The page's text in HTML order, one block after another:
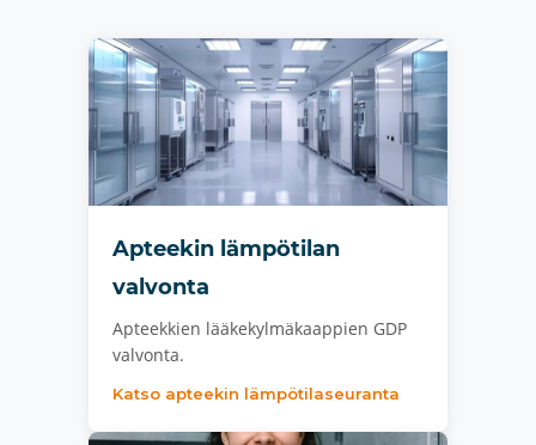
Apteekin lämpötilan
valvonta
Apteekkien lääkekylmäkaappien GDP
valvonta.
Katso apteekin lämpötilaseuranta